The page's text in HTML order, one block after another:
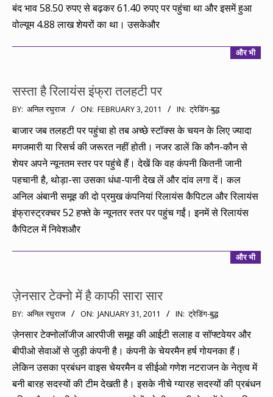
बंद भाव 58.50 रुपए से बढ़कर 61.40 रुपए पर पहुंचा था और इसमें हुआ
वोल्यूम 4.88 लाख शेयरों का था। उसकेऔर
और भी
सस्ता है रिलायंस इंफ्रा तलहटी पर
2011-
BY: अनिल रघुराज ON: FEBRUARY 3, 2011 IN: ट्रेडिंग-बुद्ध
बाजार जब तलहटी पर पहुंचा हो तब अच्छे स्टॉक्स के चयन के लिए ज्यादा
मगजमारी या रिसर्च की जरूरत नहीं होती। नजर डालें कि कौन-कौन से
शेयर अपने न्यूनतम स्तर पर पहुंचे हैं। देखें कि वह कंपनी कितनी जानी
पहचानी है, थोड़ा-सा उसका धंधा-पानी देख लें और दांव लगा दें। कल
अनिल अंबानी समूह की दो प्रमुख कंपनियां रिलायंस कैपिटल और रिलायंस
इंफ्रास्ट्रक्चर 52 हफ्ते के न्यूनतर स्तर पर पहुंच गईं। इनमें से रिलायंस
कैपिटल में निवेशऔर
और भी
ज़ेनसार टेक्नो में है काफी सारा सार
2011-
01-
31
BY: अनिल रघुराज ON: JANUARY 31, 2011 IN: ट्रेडिंग-बुद्ध
ज़ेनसार टेक्नोलॉजीज आरपीजी समूह की आईटी सलाह व सॉफ्टवेयर और
बीपीओ सेवाओं से जुड़ी कंपनी है। कंपनी के चेयरमैन हर्ष गोयनका हैं।
लेकिन उसका प्रबंधन वाइस चेयरमैन व सीईओ गणेश नटराजन के नेतृत्व में
बनी बारह सदस्यों की टीम देखती है। इसके नीचे ग्यारह सदस्यों की प्रबंधन